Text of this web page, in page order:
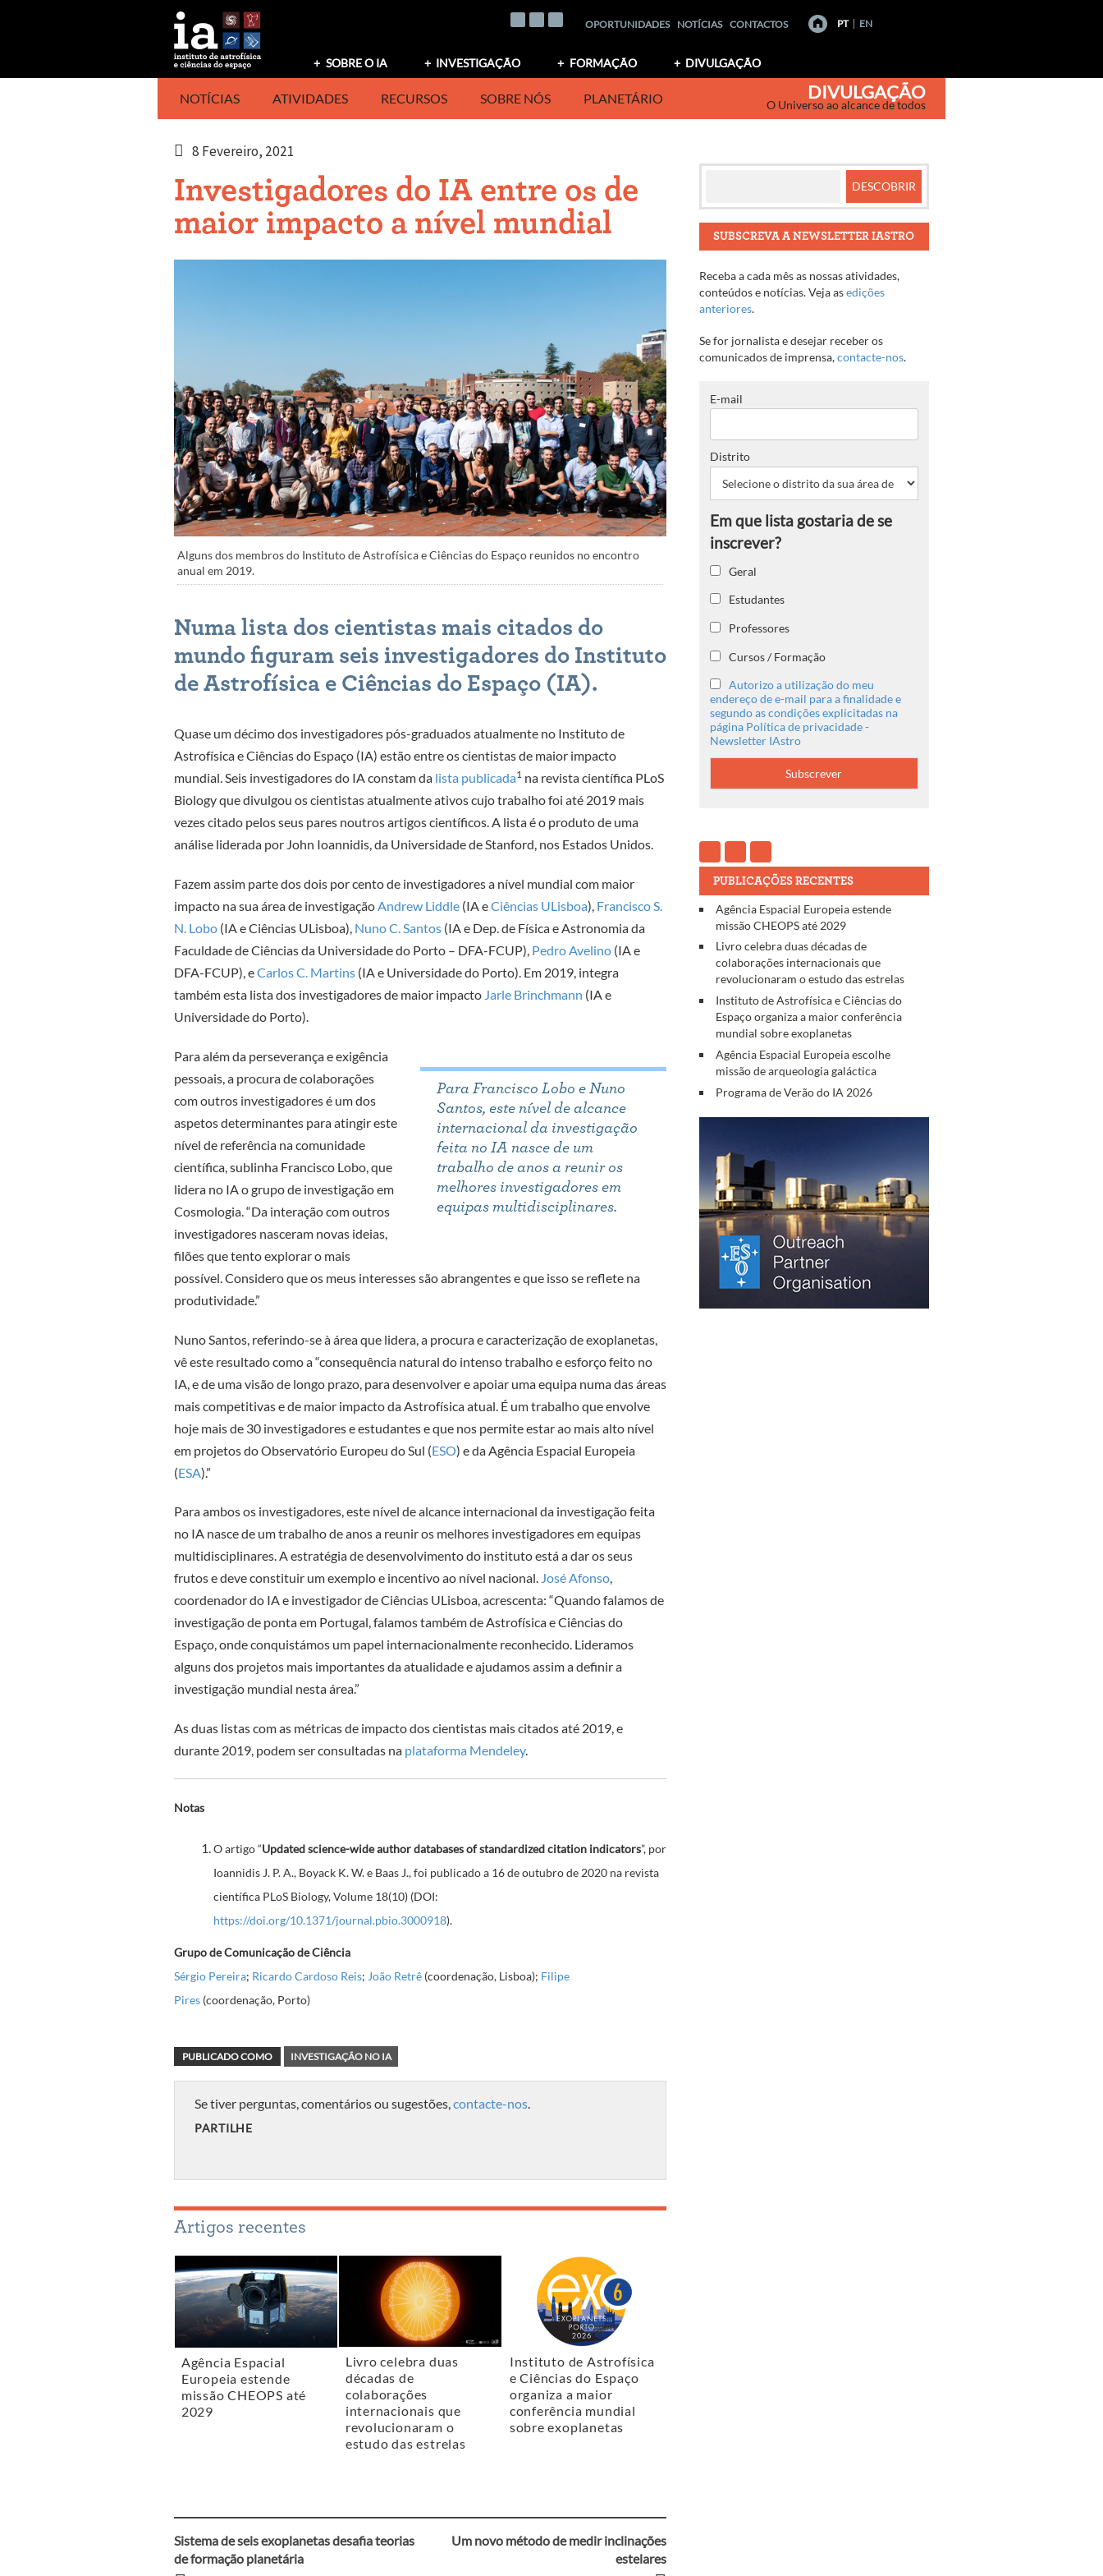
OPORTUNIDADES NOTÍCIAS CONTACTOS PT EN
SOBRE O IA INVESTIGAÇÃO FORMAÇÃO DIVULGAÇÃO
NOTÍCIAS ATIVIDADES RECURSOS SOBRE NÓS PLANETÁRIO DIVULGAÇÃO
O Universo ao alcance de todos
8 Fevereiro, 2021
Investigadores do IA entre os de
maior impacto a nível mundial
Alguns dos membros do Instituto de Astrofísica e Ciências do Espaço reunidos no encontro
anual em 2019.
Numa lista dos cientistas mais citados do
mundo figuram seis investigadores do Instituto
de Astrofísica e Ciências do Espaço (IA).
Quase um décimo dos investigadores pós-graduados atualmente no Instituto de
Astrofísica e Ciências do Espaço (IA) estão entre os cientistas de maior impacto
mundial. Seis investigadores do IA constam da lista publicada1 na revista científica PLoS
Biology que divulgou os cientistas atualmente ativos cujo trabalho foi até 2019 mais
vezes citado pelos seus pares noutros artigos científicos. A lista é o produto de uma
análise liderada por John Ioannidis, da Universidade de Stanford, nos Estados Unidos.
Fazem assim parte dos dois por cento de investigadores a nível mundial com maior
impacto na sua área de investigaçãoAndrew Liddle (IA eCiências ULisboa), Francisco S.
N. Lobo (IA e Ciências ULisboa), Nuno C. Santos (IA e Dep. de Física e Astronomia da
Faculdade de Ciências da Universidade do Porto – DFA-FCUP), Pedro Avelino (IA e
DFA-FCUP), eCarlos C. Martins (IA e Universidade do Porto). Em 2019, integra
também esta lista dos investigadores de maior impacto Jarle Brinchmann (IA e
Universidade do Porto).
Para Francisco Lobo e Nuno
Santos, este nível de alcance
internacional da investigação
feita no IA nasce de um
trabalho de anos a reunir os
melhores investigadores em
equipas multidisciplinares.
Para além da perseverança e exigência
pessoais, a procura de colaborações
com outros investigadores é um dos
aspetos determinantes para atingir este
nível de referência na comunidade
científica, sublinha Francisco Lobo, que
lidera no IA o grupo de investigação em
Cosmologia. “Da interação com outros
investigadores nasceram novas ideias,
filões que tento explorar o mais
possível. Considero que os meus interesses são abrangentes e que isso se reflete na
produtividade.”
Nuno Santos, referindo-se à área que lidera, a procura e caracterização de exoplanetas,
vê este resultado como a “consequência natural do intenso trabalho e esforço feito no
IA, e de uma visão de longo prazo, para desenvolver e apoiar uma equipa numa das áreas
mais competitivas e de maior impacto da Astrofísica atual. É um trabalho que envolve
hoje mais de 30 investigadores e estudantes e que nos permite estar ao mais alto nível
em projetos do Observatório Europeu do Sul (ESO) e da Agência Espacial Europeia
(ESA).”
Para ambos os investigadores, este nível de alcance internacional da investigação feita
no IA nasce de um trabalho de anos a reunir os melhores investigadores em equipas
multidisciplinares. A estratégia de desenvolvimento do instituto está a dar os seus
frutos e deve constituir um exemplo e incentivo ao nível nacional. José Afonso,
coordenador do IA e investigador de Ciências ULisboa, acrescenta: “Quando falamos de
investigação de ponta em Portugal, falamos também de Astrofísica e Ciências do
Espaço, onde conquistámos um papel internacionalmente reconhecido. Lideramos
alguns dos projetos mais importantes da atualidade e ajudamos assim a definir a
investigação mundial nesta área.”
As duas listas com as métricas de impacto dos cientistas mais citados até 2019, e
durante 2019, podem ser consultadas na plataforma Mendeley.
Notas
O artigo “Updated science-wide author databases of standardized citation indicators”, por
Ioannidis J. P. A., Boyack K. W. e Baas J., foi publicado a 16 de outubro de 2020 na revista
científica PLoS Biology, Volume 18(10) (DOI:
https://doi.org/10.1371/journal.pbio.3000918).
Grupo de Comunicação de Ciência
Sérgio Pereira; Ricardo Cardoso Reis; João Retrê (coordenação, Lisboa); Filipe
Pires (coordenação, Porto)
PUBLICADO COMO INVESTIGAÇÃO NO IA
Se tiver perguntas, comentários ou sugestões,contacte-nos.
PARTILHE
Artigos recentes
Agência Espacial
Europeia estende
missão CHEOPS até
2029
Livro celebra duas
décadas de
colaborações
internacionais que
revolucionaram o
estudo das estrelas
Instituto de Astrofísica
e Ciências do Espaço
organiza a maior
conferência mundial
sobre exoplanetas
Navegação
Sistema de seis exoplanetas desafia teorias
de formação planetária
Um novo método de medir inclinações
estelares
SUBSCREVA A NEWSLETTER IASTRO
Receba a cada mês as nossas atividades,
conteúdos e notícias. Veja asedições
anteriores.
Se for jornalista e desejar receber os
comunicados de imprensa,contacte-nos.
E-mail
Distrito
Geral
Estudantes
Professores
Cursos / Formação
Autorizo a utilização do meu
endereço de e-mail para a finalidade e
segundo as condições explicitadas na
página Política de privacidade -
Newsletter IAstro
PUBLICAÇÕES RECENTES
Agência Espacial Europeia estende
missão CHEOPS até 2029
Livro celebra duas décadas de
colaborações internacionais que
revolucionaram o estudo das estrelas
Instituto de Astrofísica e Ciências do
Espaço organiza a maior conferência
mundial sobre exoplanetas
Agência Espacial Europeia escolhe
missão de arqueologia galáctica
Programa de Verão do IA 2026